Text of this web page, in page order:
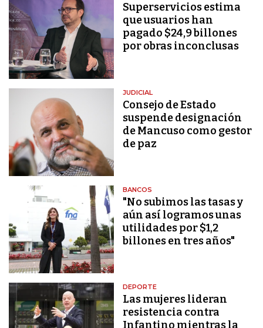
Superservicios estima
que usuarios han
pagado $24,9 billones
por obras inconclusas
JUDICIAL
Consejo de Estado
suspende designación
de Mancuso como gestor
de paz
BANCOS
"No subimos las tasas y
aún así logramos unas
utilidades por $1,2
billones en tres años"
DEPORTE
Las mujeres lideran
resistencia contra
Infantino mientras la